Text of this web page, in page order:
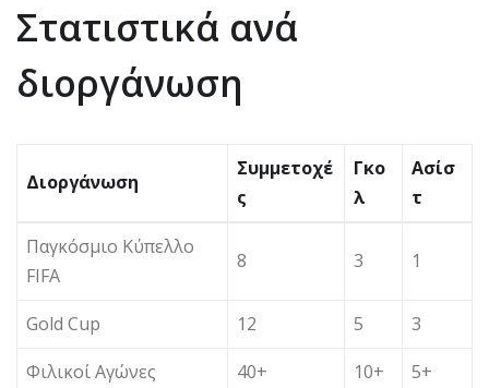
Στατιστικά ανά
διοργάνωση
Διοργάνωση
Συμμετοχέ
ς
Γκο
λ
Ασίσ
τ
Παγκόσμιο Κύπελλο
FIFA
8 3 1
Gold Cup 12 5
3
Φιλικοί Αγώνες
40+ 10+ 5+